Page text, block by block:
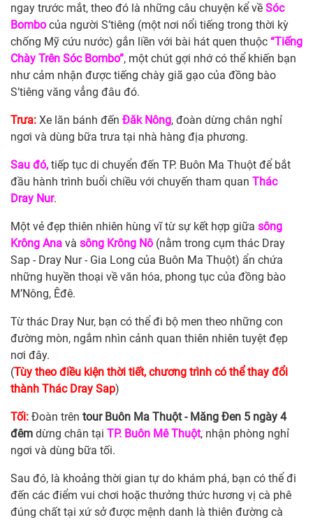
ngay trước mắt, theo đó là những câu chuyện kể về Sóc
Bombo của người S’tiêng (một nơi nổi tiếng trong thời kỳ
chống Mỹ cứu nước) gắn liền với bài hát quen thuộc “Tiếng
Chày Trên Sóc Bombo”, một chút gợi nhớ có thể khiến bạn
như cảm nhận được tiếng chày giã gạo của đồng bào
S’tiêng văng vẳng đâu đó.
Trưa: Xe lăn bánh đến Đăk Nông, đoàn dừng chân nghỉ
ngơi và dùng bữa trưa tại nhà hàng địa phương.
Sau đó, tiếp tục di chuyển đến TP. Buôn Ma Thuột để bắt
đầu hành trình buổi chiều với chuyến tham quan Thác
Dray Nur.
Một vẻ đẹp thiên nhiên hùng vĩ từ sự kết hợp giữa sông
Krông Ana và sông Krông Nô (nằm trong cụm thác Dray
Sap - Dray Nur - Gia Long của Buôn Ma Thuột) ẩn chứa
những huyền thoại về văn hóa, phong tục của đồng bào
M’Nông, Êđê.
Từ thác Dray Nur, bạn có thể đi bộ men theo những con
đường mòn, ngắm nhìn cảnh quan thiên nhiên tuyệt đẹp
nơi đây.
(Tùy theo điều kiện thời tiết, chương trình có thể thay đổi
thành Thác Dray Sap)
Tối: Đoàn trên tour Buôn Ma Thuột - Măng Đen 5 ngày 4
đêm dừng chân tại TP. Buôn Mê Thuột, nhận phòng nghỉ
ngơi và dùng bữa tối.
Sau đó, là khoảng thời gian tự do khám phá, bạn có thể đi
đến các điểm vui chơi hoặc thưởng thức hương vị cà phê
đúng chất tại xứ sở được mệnh danh là thiên đường cà